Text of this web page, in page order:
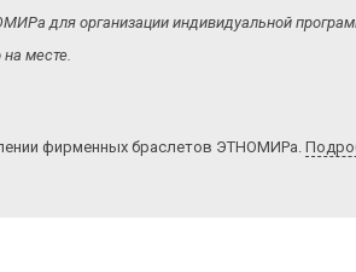
для организации индивидуальной
месте.
фирменных браслетов ЭТНОМИРа.